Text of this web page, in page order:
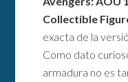
Collectible
exacta de la
Como dato
armadura no es